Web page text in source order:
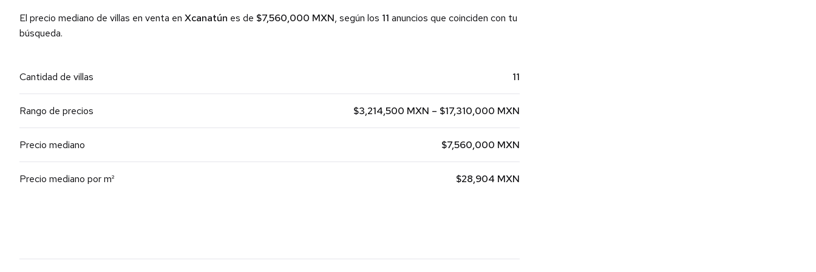
El precio mediano de villas en venta en Xcanatún es de $7,560,000 MXN, según los 11 anuncios que coinciden con tu
búsqueda.
Cantidad de villas 11
Rango de precios $3,214,500 MXN – $17,310,000 MXN
Precio mediano $7,560,000 MXN
Precio mediano por m² $28,904 MXN